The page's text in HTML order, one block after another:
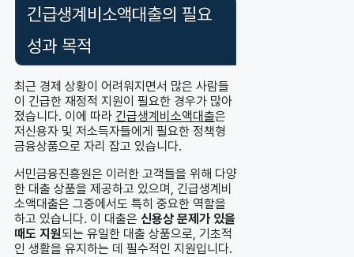
긴급생계비소액대출의 필요
성과 목적
최근 경제 상황이 어려워지면서 많은 사람들
이 긴급한 재정적 지원이 필요한 경우가 많아
졌습니다. 이에 따라 긴급생계비소액대출은
저신용자 및 저소득자들에게 필요한 정책형
금융상품으로 자리 잡고 있습니다.
서민금융진흥원은 이러한 고객들을 위해 다양
한 대출 상품을 제공하고 있으며, 긴급생계비
소액대출은 그중에서도 특히 중요한 역할을
하고 있습니다. 이 대출은 신용상 문제가 있을
때도 지원되는 유일한 대출 상품으로, 기초적
인 생활을 유지하는 데 필수적인 지원입니다.